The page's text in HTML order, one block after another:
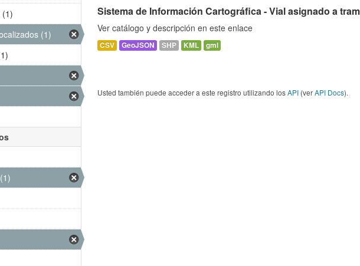
Sistema de Información Cartográfica - Vial asignado a
Ver catálogo y descripción en este enlace
CSV GeoJSON SHP KML gml
Usted también puede acceder a este registro utilizando losAPI (verAPI Docs).
(1)
(1)